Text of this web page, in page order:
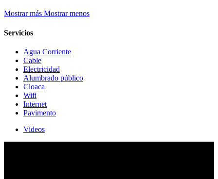
Mostrar más Mostrar menos
Servicios
Agua Corriente
Cable
Electricidad
Alumbrado público
Cloaca
Wifi
Internet
Pavimento
Videos